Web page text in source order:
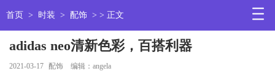
首页 > 时装 > 配饰 > > 正文
adidas neo清新色彩，百搭利器
2021-03-17 配饰 编辑：angela